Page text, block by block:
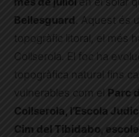
Bellesguard. Aquest és
topogràfic litoral, el més
Collserola. El foc ha
topogràfica natural fins
vulnerables com el Parc
Collserola, l’Escola
Cim del Tibidabo,